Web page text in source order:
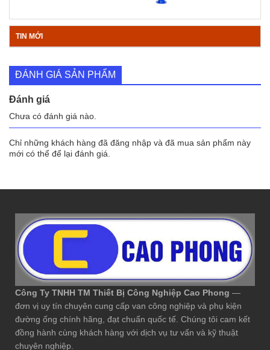
TIN MỚI
ĐÁNH GIÁ SẢN PHẨM
Đánh giá
Chưa có đánh giá nào.
Chỉ những khách hàng đã đăng nhập và đã mua sản phẩm này
mới có thể để lại đánh giá.
Công Ty TNHH TM Thiết Bị Công Nghiệp Cao Phong —
đơn vị uy tín chuyên cung cấp van công nghiệp và phụ kiện
đường ống chính hãng, đạt chuẩn quốc tế. Chúng tôi cam kết
đồng hành cùng khách hàng với dịch vụ tư vấn và kỹ thuật
chuyên nghiệp.